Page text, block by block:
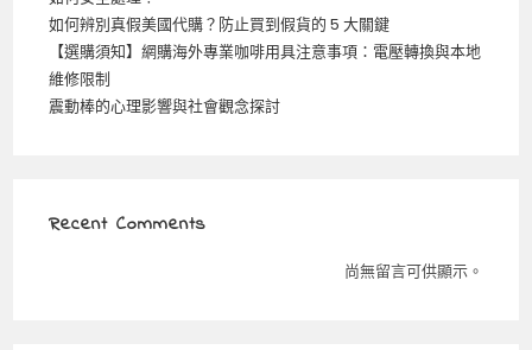
如何辨別真假美國代購？防止買到假貨的 5 大關鍵
【選購須知】網購海外專業咖啡用具注意事項：電壓轉換與本地
維修限制
震動棒的心理影響與社會觀念探討
Recent Comments
尚無留言可供顯示。